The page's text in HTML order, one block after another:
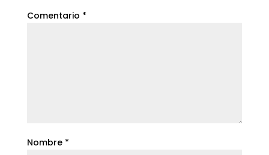
Comentario *
Nombre *